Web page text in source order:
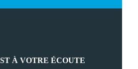
À VOTRE ÉCOUTE